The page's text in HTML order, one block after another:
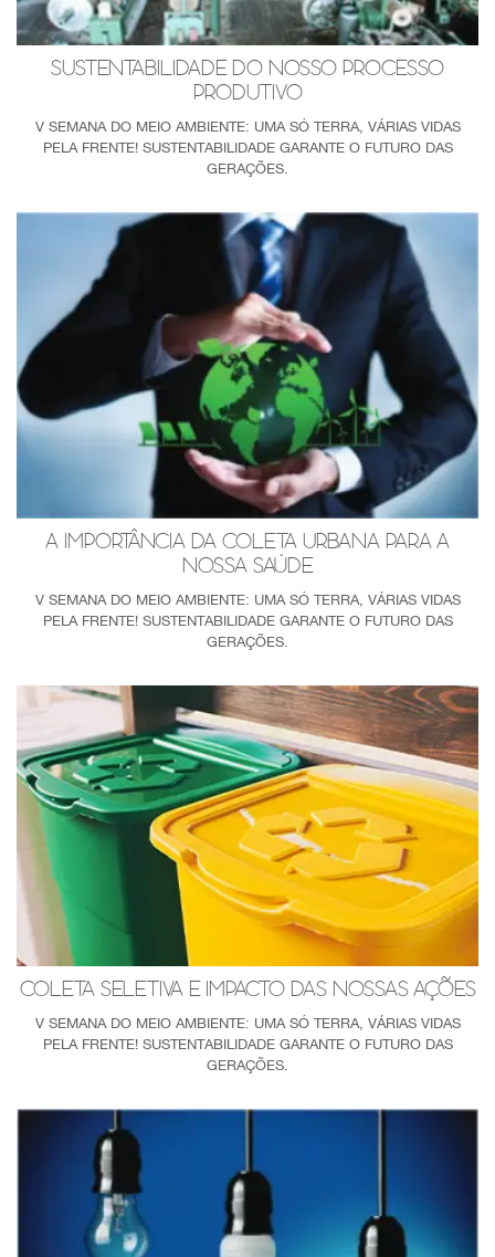
SUSTENTABILIDADE DO NOSSO PROCESSO
PRODUTIVO
V SEMANA DO MEIO AMBIENTE: UMA SÓ TERRA, VÁRIAS VIDAS
PELA FRENTE! SUSTENTABILIDADE GARANTE O FUTURO DAS
GERAÇÕES.
A IMPORTÂNCIA DA COLETA URBANA PARA A
NOSSA SAÚDE
V SEMANA DO MEIO AMBIENTE: UMA SÓ TERRA, VÁRIAS VIDAS
PELA FRENTE! SUSTENTABILIDADE GARANTE O FUTURO DAS
GERAÇÕES.
COLETA SELETIVA E IMPACTO DAS NOSSAS AÇÕES
V SEMANA DO MEIO AMBIENTE: UMA SÓ TERRA, VÁRIAS VIDAS
PELA FRENTE! SUSTENTABILIDADE GARANTE O FUTURO DAS
GERAÇÕES.